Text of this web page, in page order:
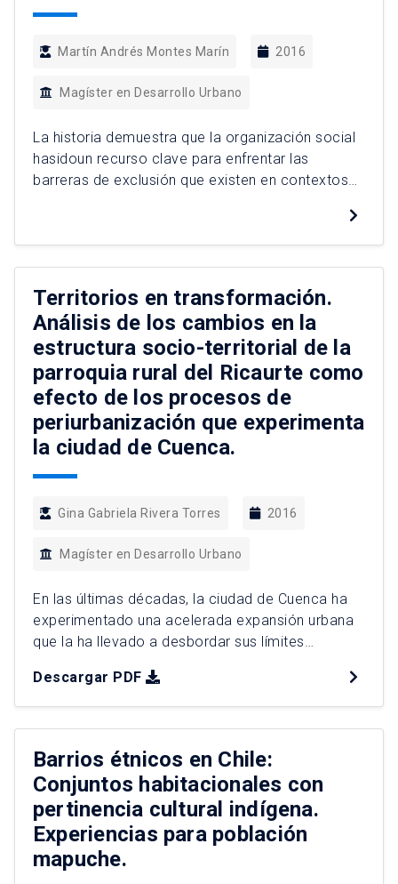
Martín Andrés Montes Marín 2016
Magíster en Desarrollo Urbano
La historia demuestra que la organización social
hasidoun recurso clave para enfrentar las
barreras de exclusión que existen en contextos
tradición de organización social, sin embargo, en
las últimas décadas, la participación de la
población en asociaciones voluntarias ha
disminuido de manera considerable,
especialmente en Santiago. Tomando como
caso […]
Territorios en transformación.
Análisis de los cambios en la
estructura socio-territorial de la
parroquia rural del Ricaurte como
efecto de los procesos de
periurbanización que experimenta
la ciudad de Cuenca.
Gina Gabriela Rivera Torres 2016
Magíster en Desarrollo Urbano
En las últimas décadas, la ciudad de Cuenca ha
experimentado una acelerada expansión urbana
que la ha llevado a desbordar sus límites
rurales aledañas, desdibujando los tradicionales
límites que permitían distinguirla del campo.
Paradójicamente, a pesar de contar con una
trayectoria de planificación urbana iniciada en los
años cuarenta, […]
Descargar PDF
Barrios étnicos en Chile:
Conjuntos habitacionales con
pertinencia cultural indígena.
Experiencias para población
mapuche.